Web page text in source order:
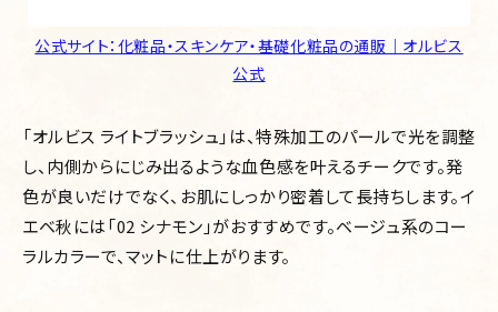
公式サイト：化粧品・スキンケア・基礎化粧品の通販｜オルビス
公式
「オルビス ライトブラッシュ」は、特殊加工のパールで光を調整
し、内側からにじみ出るような血色感を叶えるチークです。発
色が良いだけでなく、お肌にしっかり密着して長持ちします。イ
エベ秋には「02 シナモン」がおすすめです。ベージュ系のコー
ラルカラーで、マットに仕上がります。